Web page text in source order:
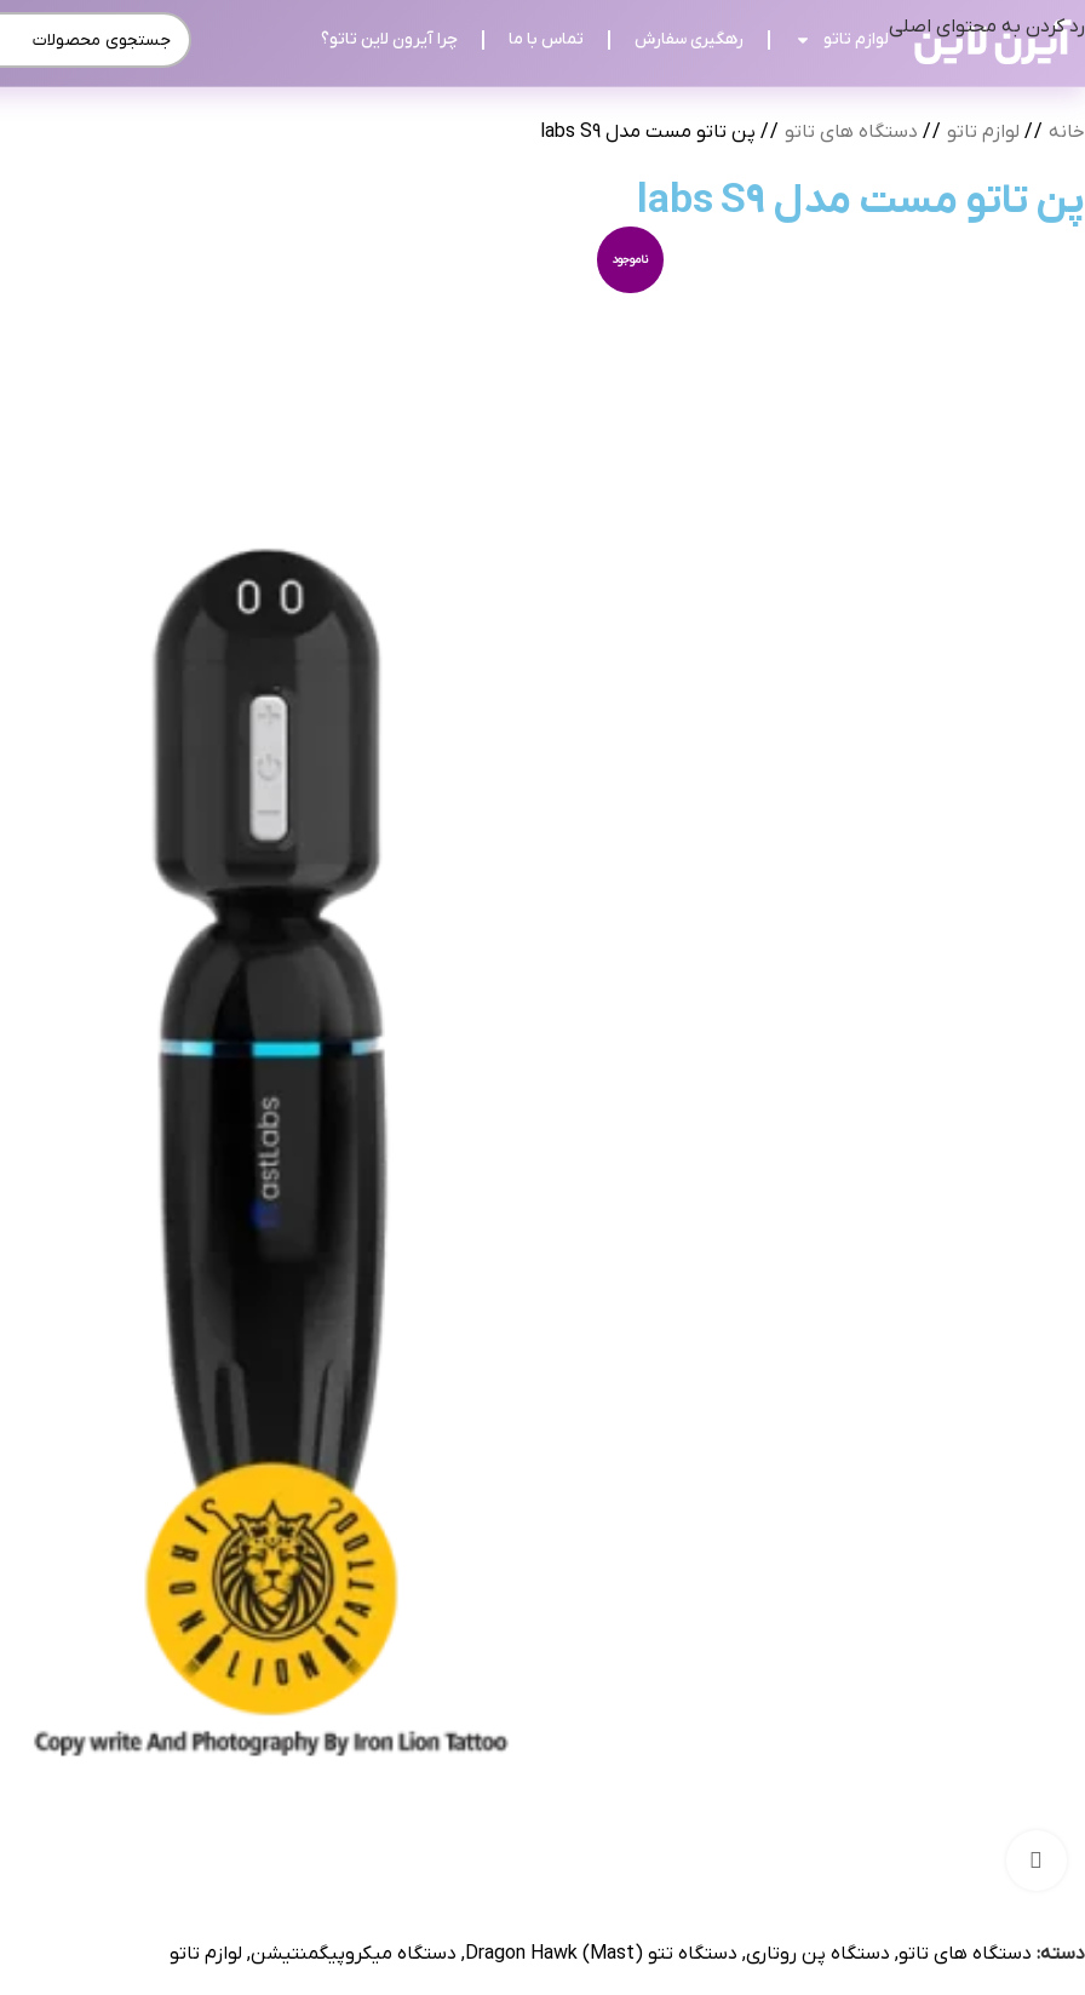
رد کردن به محتوای اصلی
لوازم تاتو رهگیری سفارش تماس با ما چرا آیرون لاین تاتو؟
خانه / لوازم تاتو / دستگاه های تاتو / پن تاتو مست مدل labs S9
پن تاتو مست مدل labs S9
ناموجود
دسته: دستگاه های تاتو, دستگاه پن روتاری, دستگاه تتو Dragon Hawk (Mast) , دستگاه میکروپیگمنتیشن, لوازم تاتو